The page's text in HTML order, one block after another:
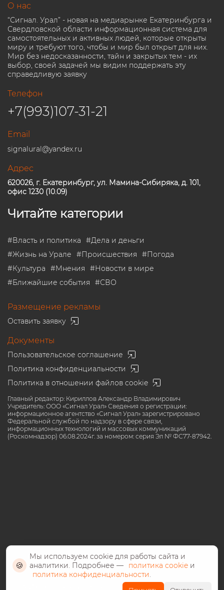
О нас
“Сигнал. Урал” - новая на медиарынке Екатеринбурга и
Свердловской области информационная система для
самостоятельных и активных людей, которые открыты
миру и требуют того, чтобы и мир был открыт для них.
Мир без недосказанности, тайн и закрытых тем - их
выбор, своей задачей мы видим поддержать эту
справедливую заявку
Телефон
+7(993)107-31-21
Email
signalural@yandex.ru
Адрес
620026, г. Екатеринбург, ул. Мамина-Сибиряка, д. 101,
офис 1230 (10.09)
Читайте категории
#Власть и политика #Дела и деньги
#Жизнь на Урале #Происшествия #Погода
#Культура #Мнения #Новости в мире
#Ближайшие события #СВО
Размещение рекламы
Оставить заявку
Документы
Пользовательское соглашение
Политика конфиденциальности
Политика в отношении файлов cookie
Главный редактор: Кириллов Александр Владимирович
Учредитель: ООО «Сигнал Урал» Сведения о регистрации:
информационное агентство «Сигнал Урал» зарегистрировано
Федеральной службой по надзору в сфере связи,
информационных технологий и массовых коммуникаций
(Роскомнадзор) 06.08.2024г. за номером: серия Эл № ФС77-87942.
©️ СМИ «Сигнал Урал» все права защищены 2024, 18+ возрастное
🍪
Мы используем cookie для работы сайта и
аналитики. Подробнее —
политика cookie и
политика конфиденциальности.